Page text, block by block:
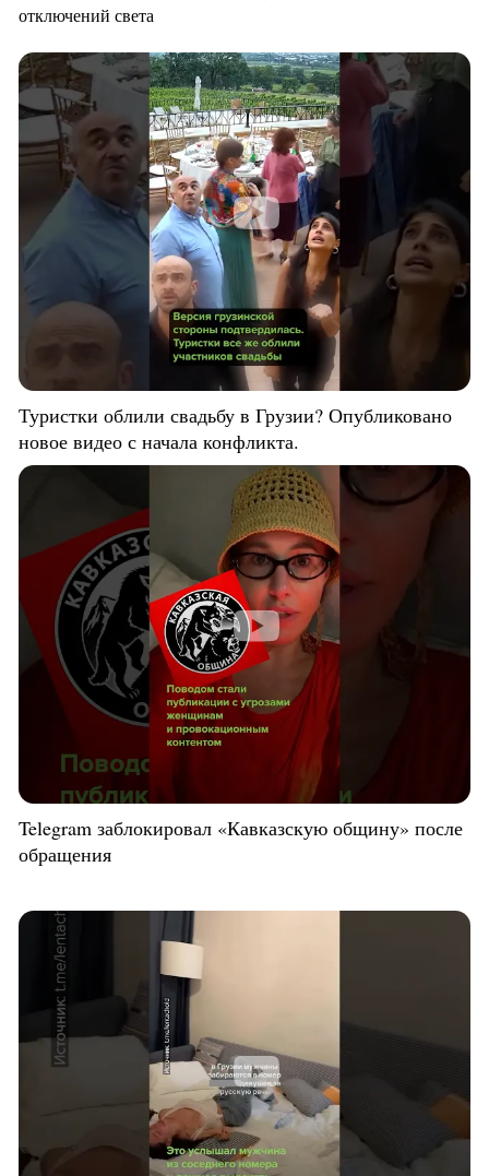
отключений света
Туристки облили свадьбу в Грузии? Опубликовано
новое видео с начала конфликта.
Telegram заблокировал «Кавказскую общину» после
обращения